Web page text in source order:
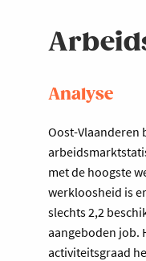
Analyse
Oost-Vlaanderen
met de hoogste
werkloosheid is
slechts 2,2
aangeboden job.
activiteitsgraad